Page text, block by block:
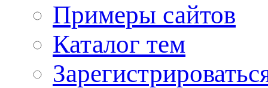
Примеры сайтов
Каталог тем